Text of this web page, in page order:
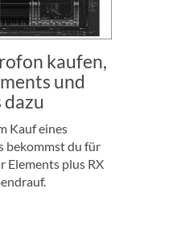
kaufen,
und
Kauf eines
bekommst du für
Elements plus RX